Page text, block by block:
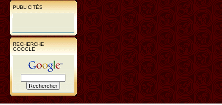
PUBLICITÉS
RECHERCHE
GOOGLE